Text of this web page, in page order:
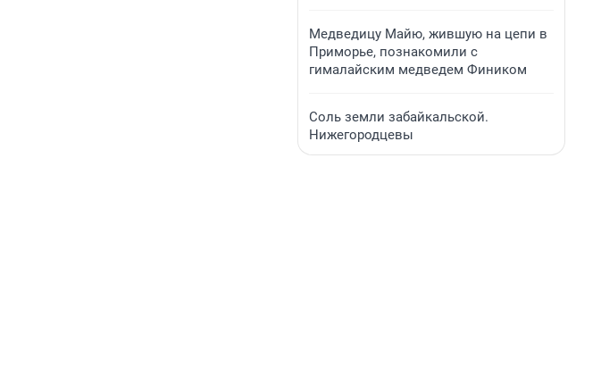
Медведицу Майю, жившую на цепи в
Приморье, познакомили с
гималайским медведем Фиником
Соль земли забайкальской.
Нижегородцевы